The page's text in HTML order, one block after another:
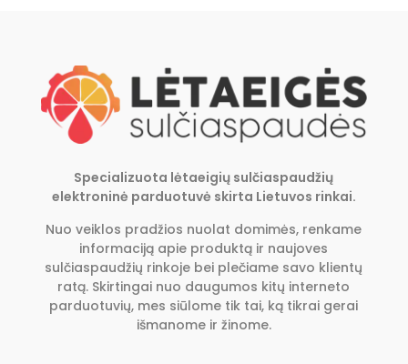
Specializuota lėtaeigių sulčiaspaudžių
elektroninė parduotuvė skirta Lietuvos rinkai.
Nuo veiklos pradžios nuolat domimės, renkame
informaciją apie produktą ir naujoves
sulčiaspaudžių rinkoje bei plečiame savo klientų
ratą. Skirtingai nuo daugumos kitų interneto
parduotuvių, mes siūlome tik tai, ką tikrai gerai
išmanome ir žinome.